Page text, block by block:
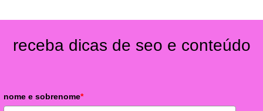
receba dicas de seo e conteúdo
nome e sobrenome*